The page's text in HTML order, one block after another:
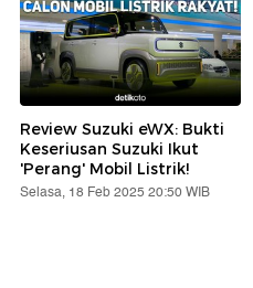
Review Suzuki eWX: Bukti
Keseriusan Suzuki Ikut
'Perang' Mobil Listrik!
Selasa, 18 Feb 2025 20:50 WIB